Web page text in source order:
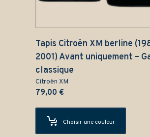
Tapis Citroën XM berline
2001) Avant uniquement –
classique
Citroën XM
79,00 €
Choisir une couleur